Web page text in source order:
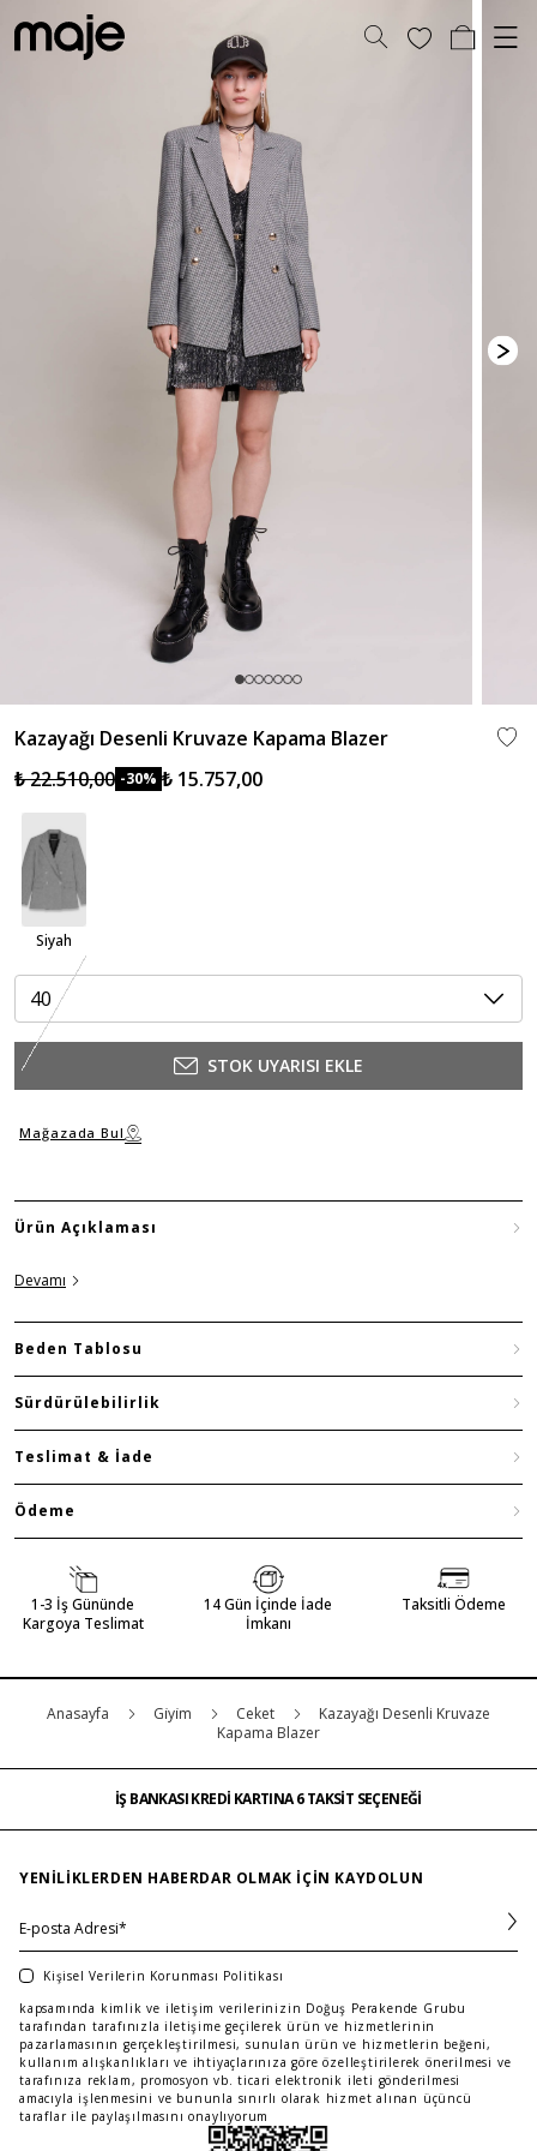
Kazayağı Desenli Kruvaze Kapama Blazer
₺ 22.510,00 -30% ₺ 15.757,00
Siyah
40
STOK UYARISI EKLE
Mağazada Bul
Ürün Açıklaması
Devamı
Beden Tablosu
Sürdürülebilirlik
Teslimat & İade
Ödeme
1-3 İş Gününde
Kargoya Teslimat
14 Gün İçinde İade
İmkanı
Taksitli Ödeme
Anasayfa Gi̇yi̇m Ceket
Kazayağı Desenli Kruvaze
Kapama Blazer
İŞ BANKASI KREDİ KARTINA 6 TAKSİT SEÇENEĞİ
İŞ BANKASI KREDİ KARTINA 6 TAKSİT SEÇENEĞİ
…
YENILIKLERDEN HABERDAR OLMAK IÇIN KAYDOLUN
Kişisel Verilerin Korunması Politikası
kapsamında kimlik ve iletişim verilerinizin Doğuş Perakende Grubu
tarafından tarafınızla iletişime geçilerek ürün ve hizmetlerinin
pazarlamasının gerçekleştirilmesi, sunulan ürün ve hizmetlerin beğeni,
kullanım alışkanlıkları ve ihtiyaçlarınıza göre özelleştirilerek önerilmesi ve
tarafınıza reklam, promosyon vb. ticari elektronik ileti gönderilmesi
amacıyla işlenmesini ve bununla sınırlı olarak hizmet alınan üçüncü
taraflar ile paylaşılmasını onaylıyorum